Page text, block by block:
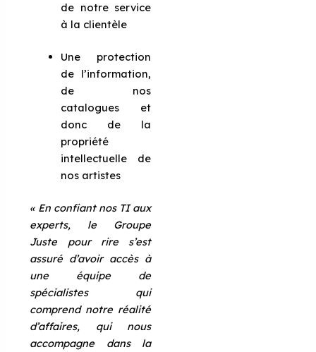
de notre service
à la clientèle
Une protection
de l’information,
de nos
catalogues et
donc de la
propriété
intellectuelle de
nos artistes
« En confiant nos TI aux
experts, le Groupe
Juste pour rire s’est
assuré d’avoir accès à
une équipe de
spécialistes qui
comprend notre réalité
d’affaires, qui nous
accompagne dans la